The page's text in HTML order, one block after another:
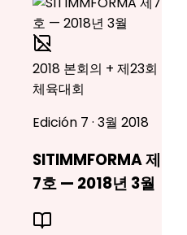
2018 본회의 + 제23회
체육대회
Edición 7 · 3월 2018
SITIMMFORMA 제
7호 — 2018년 3월